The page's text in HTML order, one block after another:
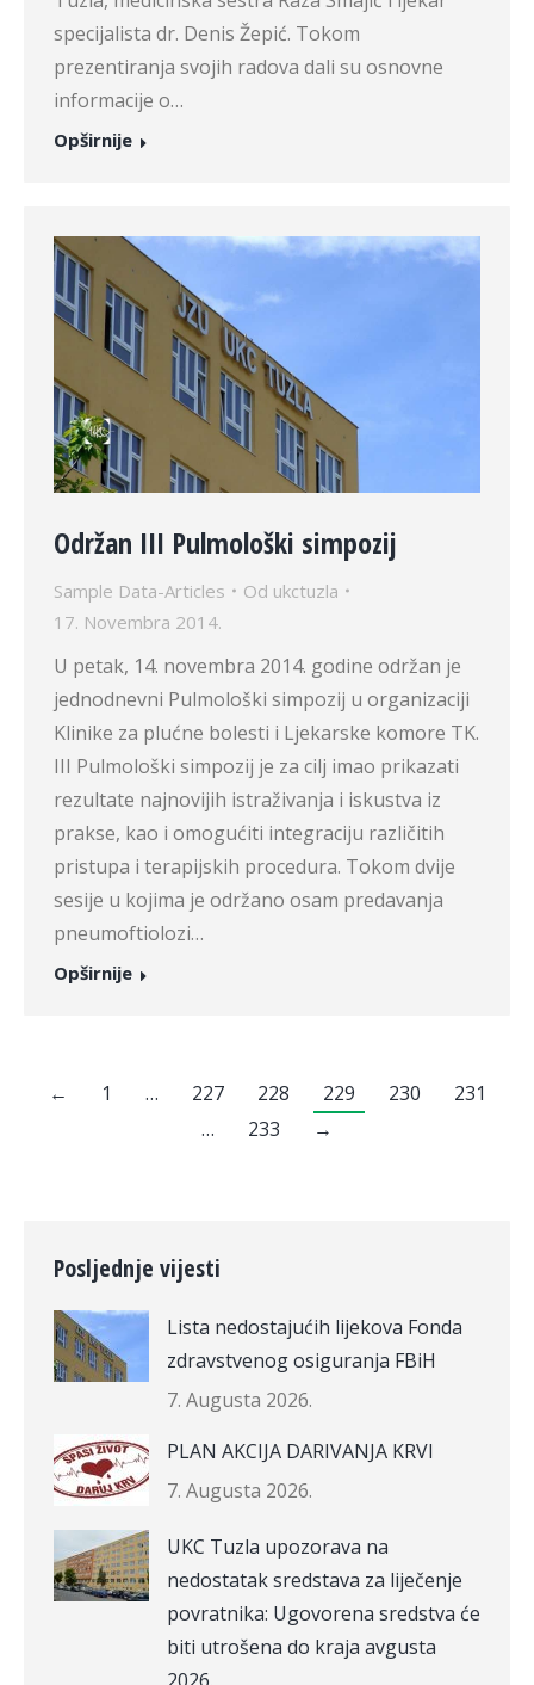
specijalista dr. Denis Žepić. Tokom
prezentiranja svojih radova dali su osnovne
informacije o…
Opširnije
Održan III Pulmološki simpozij
Sample Data-Articles Od ukctuzla
17. Novembra 2014.
U petak, 14. novembra 2014. godine održan je
jednodnevni Pulmološki simpozij u organizaciji
Klinike za plućne bolesti i Ljekarske komore TK.
III Pulmološki simpozij je za cilj imao prikazati
rezultate najnovijih istraživanja i iskustva iz
prakse, kao i omogućiti integraciju različitih
pristupa i terapijskih procedura. Tokom dvije
sesije u kojima je održano osam predavanja
pneumoftiolozi…
Opširnije
← 1 … 227 228 229 230
231
…
233 →
Posljednje vijesti
Lista nedostajućih lijekova Fonda
zdravstvenog osiguranja FBiH
7. Augusta 2026.
PLAN AKCIJA DARIVANJA KRVI
7. Augusta 2026.
UKC Tuzla upozorava na
nedostatak sredstava za liječenje
povratnika: Ugovorena sredstva će
biti utrošena do kraja avgusta